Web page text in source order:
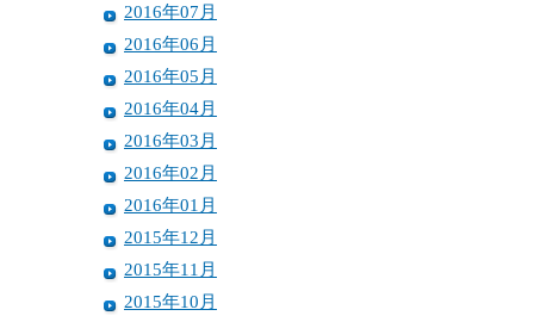
2016年07月
2016年06月
2016年05月
2016年04月
2016年03月
2016年02月
2016年01月
2015年12月
2015年11月
2015年10月